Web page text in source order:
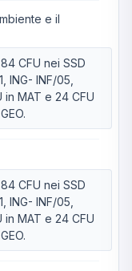
e il
CFU nei SSD
ING- INF/05,
in MAT e 24 CFU
CFU nei SSD
ING- INF/05,
in MAT e 24 CFU